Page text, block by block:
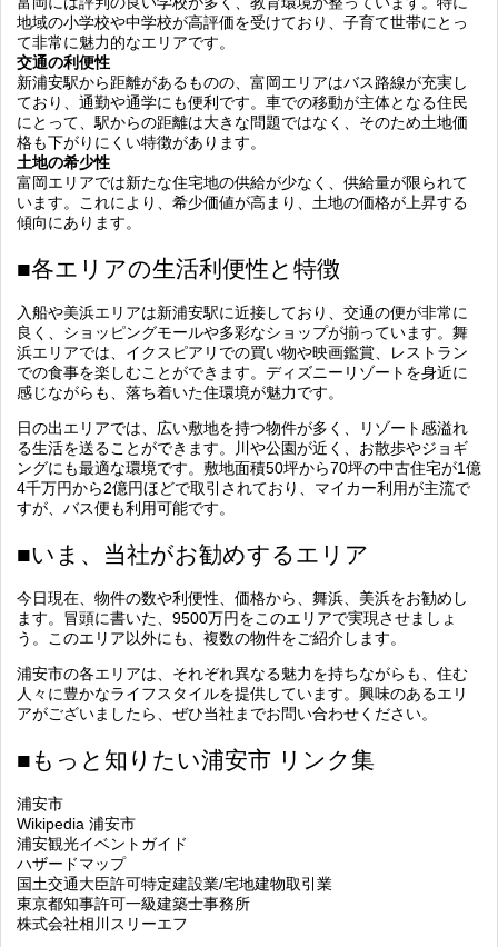
地域の小学校や中学校が高評価を受けており、子育て世帯にとっ
て非常に魅力的なエリアです。
交通の利便性
新浦安駅から距離があるものの、富岡エリアはバス路線が充実し
ており、通勤や通学にも便利です。車での移動が主体となる住民
にとって、駅からの距離は大きな問題ではなく、そのため土地価
格も下がりにくい特徴があります。
土地の希少性
富岡エリアでは新たな住宅地の供給が少なく、供給量が限られて
います。これにより、希少価値が高まり、土地の価格が上昇する
傾向にあります。
■各エリアの生活利便性と特徴
入船や美浜エリアは新浦安駅に近接しており、交通の便が非常に
良く、ショッピングモールや多彩なショップが揃っています。舞
浜エリアでは、イクスピアリでの買い物や映画鑑賞、レストラン
での食事を楽しむことができます。ディズニーリゾートを身近に
感じながらも、落ち着いた住環境が魅力です。
日の出エリアでは、広い敷地を持つ物件が多く、リゾート感溢れ
る生活を送ることができます。川や公園が近く、お散歩やジョギ
ングにも最適な環境です。敷地面積50坪から70坪の中古住宅が1億
4千万円から2億円ほどで取引されており、マイカー利用が主流で
すが、バス便も利用可能です。
■いま、当社がお勧めするエリア
今日現在、物件の数や利便性、価格から、舞浜、美浜をお勧めし
ます。冒頭に書いた、9500万円をこのエリアで実現させましょ
う。このエリア以外にも、複数の物件をご紹介します。
浦安市の各エリアは、それぞれ異なる魅力を持ちながらも、住む
人々に豊かなライフスタイルを提供しています。興味のあるエリ
アがございましたら、ぜひ当社までお問い合わせください。
■もっと知りたい浦安市 リンク集
浦安市
Wikipedia 浦安市
浦安観光イベントガイド
ハザードマップ
国土交通大臣許可特定建設業/宅地建物取引業
東京都知事許可一級建築士事務所
株式会社相川スリーエフ